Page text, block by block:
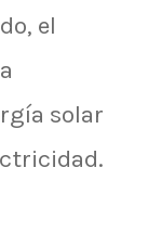
el
solar